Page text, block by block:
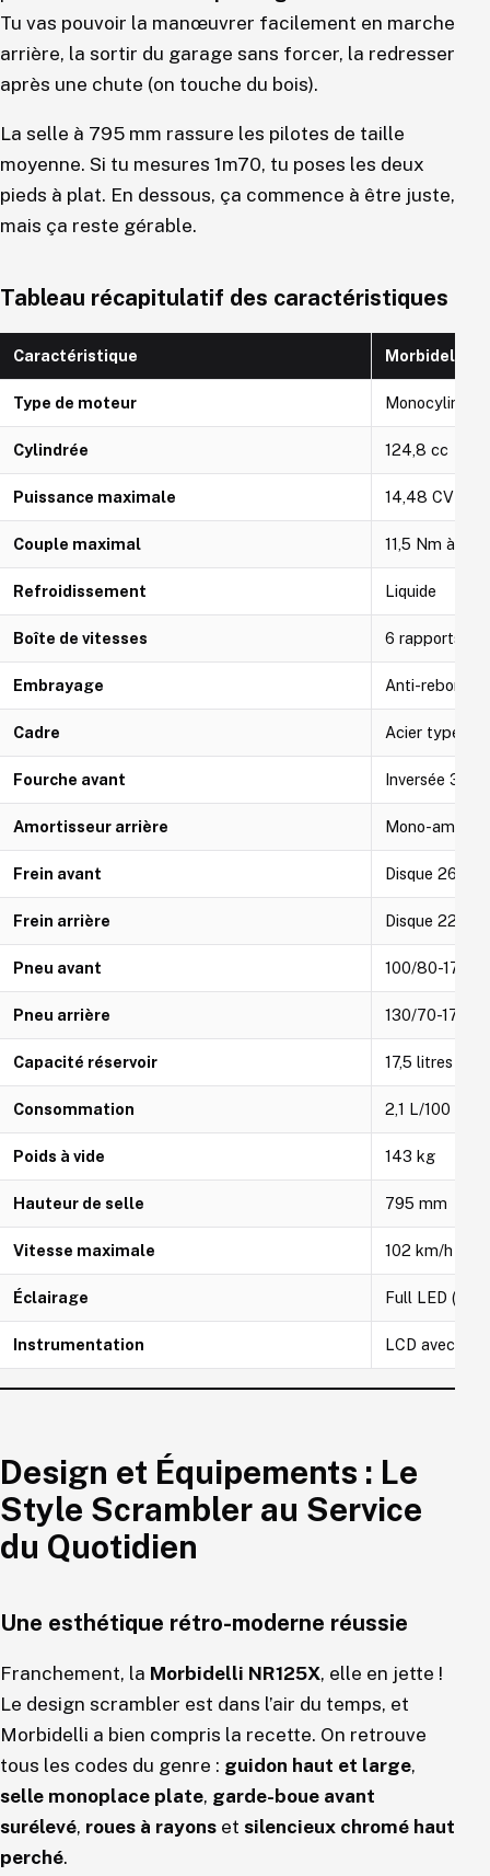
Tu vas pouvoir la manœuvrer facilement en marche
arrière, la sortir du garage sans forcer, la redresser
après une chute (on touche du bois).
La selle à 795 mm rassure les pilotes de taille
moyenne. Si tu mesures 1m70, tu poses les deux
pieds à plat. En dessous, ça commence à être juste,
mais ça reste gérable.
Tableau récapitulatif des caractéristiques
Caractéristique Morbidelli
Type de moteur Monocylindre
Cylindrée 124,8 cc
Puissance maximale 14,48 CV
Couple maximal 11,5 Nm à
Refroidissement Liquide
Boîte de vitesses 6 rapports
Embrayage Anti-rebond
Cadre Acier type
Fourche avant Inversée 33
Amortisseur arrière Mono-
Frein avant Disque 260
Frein arrière Disque 220
Pneu avant 100/80-17
Pneu arrière 130/70-17
Capacité réservoir 17,5 litres
Consommation 2,1 L/100 km
Poids à vide 143 kg
Hauteur de selle 795 mm
Vitesse maximale 102 km/h
Éclairage Full LED
Instrumentation LCD avec
Design et Équipements : Le
Style Scrambler au Service
du Quotidien
Une esthétique rétro-moderne réussie
Franchement, la Morbidelli NR125X, elle en jette !
Le design scrambler est dans l’air du temps, et
Morbidelli a bien compris la recette. On retrouve
tous les codes du genre : guidon haut et large,
selle monoplace plate, garde-boue avant
surélevé, roues à rayons et silencieux chromé haut
perché.